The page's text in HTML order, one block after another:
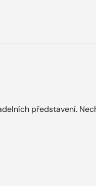
představení.